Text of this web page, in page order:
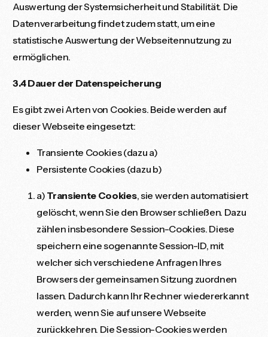
Auswertung der Systemsicherheit und Stabilität. Die
Datenverarbeitung findet zudem statt, um eine
statistische Auswertung der Webseitennutzung zu
ermöglichen.
3.4 Dauer der Datenspeicherung
Es gibt zwei Arten von Cookies. Beide werden auf
dieser Webseite eingesetzt:
Transiente Cookies (dazu a)
Persistente Cookies (dazu b)
a) Transiente Cookies, sie werden automatisiert
gelöscht, wenn Sie den Browser schließen. Dazu
zählen insbesondere Session-Cookies. Diese
speichern eine sogenannte Session-ID, mit
welcher sich verschiedene Anfragen Ihres
Browsers der gemeinsamen Sitzung zuordnen
lassen. Dadurch kann Ihr Rechner wiedererkannt
werden, wenn Sie auf unsere Webseite
zurückkehren. Die Session-Cookies werden